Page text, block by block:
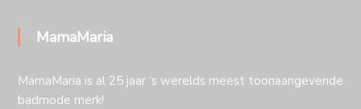
MamaMaria
MamaMaria is al 25 jaar ‘s werelds meest toonaangevende
badmode merk!